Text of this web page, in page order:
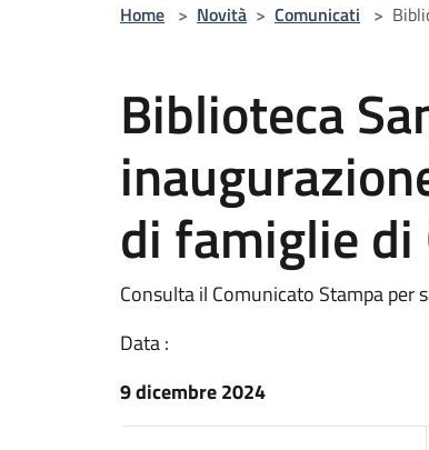
Home > Novità > Comunicati >
Biblioteca
di famiglie di
Consulta il Comunicato Stampa per
Data :
9 dicembre 2024